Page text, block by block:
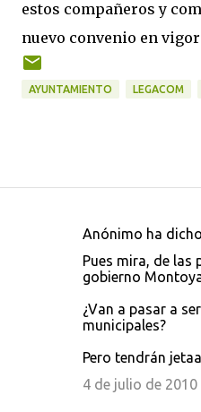
estos compañeros y
nuevo convenio en vigor
AYUNTAMIENTO LEGACOM
Anónimo ha
Pues mira, de las
gobierno
¿Van a pasar a
municipales?
Pero tendrán
4 de julio de 2010